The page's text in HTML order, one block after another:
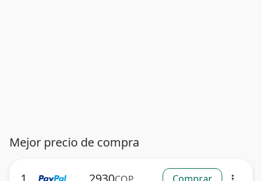
Mejor precio de compra
more_vert